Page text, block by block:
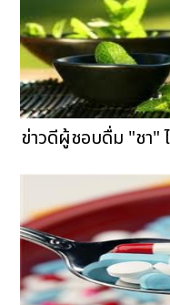
ข่าวดีผู้ชอบดื่ม "ชา"